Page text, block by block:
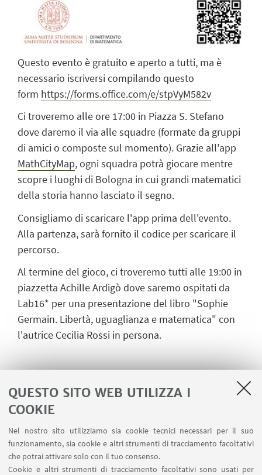
QUESTO SITO WEB UTILIZZA I
COOKIE
Nel nostro sito utilizziamo sia cookie tecnici necessari per il suo
funzionamento, sia cookie e altri strumenti di tracciamento facoltativi
che potrai attivare solo con il tuo consenso.
Cookie e altri strumenti di tracciamento facoltativi sono usati per
Questo evento è gratuito e aperto a tutti, ma è
necessario iscriversi compilando questo
form https://forms.office.com/e/stpVyM582v
Ci troveremo alle ore 17:00 in Piazza S. Stefano
dove daremo il via alle squadre (formate da gruppi
di amici o composte sul momento). Grazie all'app
MathCityMap, ogni squadra potrà giocare mentre
scopre i luoghi di Bologna in cui grandi matematici
della storia hanno lasciato il segno.
Consigliamo di scaricare l'app prima dell'evento.
Alla partenza, sarà fornito il codice per scaricare il
percorso.
Al termine del gioco, ci troveremo tutti alle 19:00 in
piazzetta Achille Ardigò dove saremo ospitati da
Lab16* per una presentazione del libro "Sophie
Germain. Libertà, uguaglianza e matematica" con
l'autrice Cecilia Rossi in persona.
carico dei partecipanti.
Passeggiata matematica a squadre con
MathCityMap